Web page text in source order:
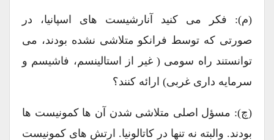
(م): فکر می کنید آنارشیست های اسپانیا، در
صورتی که توسط فرانکو متلاشی نشده بودند، می
توانستند راه سومی ( غیر از استالینسم، فاشیسم و
سرمایه داری غربی) ارائه کنند؟‌
(چ): مسؤل اصلی متلاشی شدن آن ها کمونیست ها
بودند. والبته نه تنها در کاتالونیا. ارتش های کمونیست